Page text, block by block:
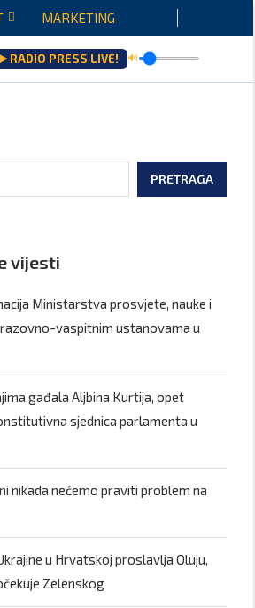
MARKETING
RADIO PRESS LIVE! 🔊
PRETRAGA
vijesti
Ministarstva prosvjete, nauke i
vaspitnim ustanovama u
gađala Aljbina Kurtija, opet
sjednica parlamenta u
nikada nećemo praviti problem na
u Hrvatskoj proslavlja Oluju,
Zelenskog